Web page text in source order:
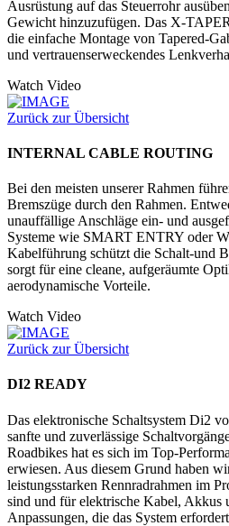
Ausrüstung auf das Steuerrohr
Gewicht hinzuzufügen. Das X-
die einfache Montage von Tapered-
und vertrauenserweckendes
Watch Video
Zurück zur Übersicht
INTERNAL CABLE ROUTING
Bei den meisten unserer Rahmen
Bremszüge durch den Rahmen.
unauffällige Anschläge ein- und
Systeme wie SMART ENTRY oder
Kabelführung schützt die Schalt-und
sorgt für eine cleane, aufgeräumte
aerodynamische Vorteile.
Watch Video
Zurück zur Übersicht
DI2 READY
Das elektronische Schaltsystem Di2
sanfte und zuverlässige
Roadbikes hat es sich im Top-
erwiesen. Aus diesem Grund haben
leistungsstarken Rennradrahmen im
sind und für elektrische Kabel, Akkus
Anpassungen, die das System